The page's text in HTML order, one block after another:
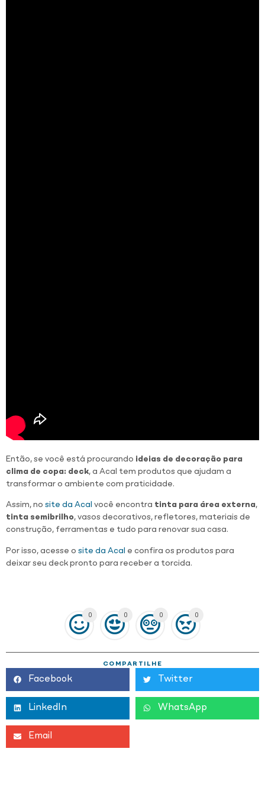
Então, se você está procurando ideias de decoração para
clima de copa: deck, a Acal tem produtos que ajudam a
transformar o ambiente com praticidade.
Assim, no site da Acal você encontra tinta para área externa,
tinta semibrilho, vasos decorativos, refletores, materiais de
construção, ferramentas e tudo para renovar sua casa.
Por isso, acesse o site da Acal e confira os produtos para
deixar seu deck pronto para receber a torcida.
0 0 0 0
COMPARTILHE
Facebook Twitter
LinkedIn WhatsApp
Email